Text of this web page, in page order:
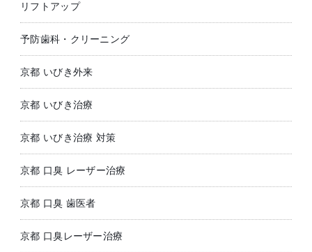
リフトアップ
予防歯科・クリーニング
京都 いびき外来
京都 いびき治療
京都 いびき治療 対策
京都 口臭 レーザー治療
京都 口臭 歯医者
京都 口臭レーザー治療